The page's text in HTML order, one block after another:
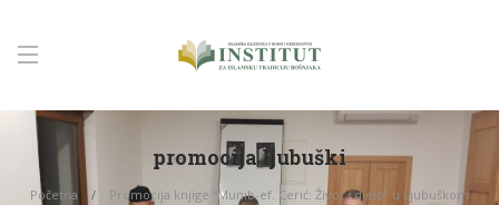
promocija ljubuški
Početna
Promocija knjige “Munib-ef. Cerić: Život i djelo” u Ljubuškom